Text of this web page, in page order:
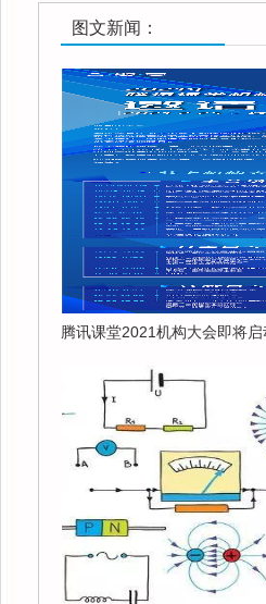
图文新闻：
腾讯课堂2021机构大会即将